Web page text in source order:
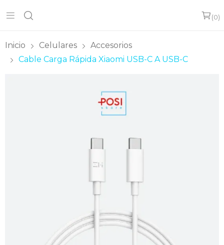
0
Inicio Celulares
Accesorios
Cable Carga Rápida Xiaomi USB-C A USB-C